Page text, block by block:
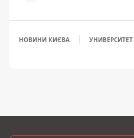
НОВИНИ КИЄВА УНИВЕРСИТЕТ